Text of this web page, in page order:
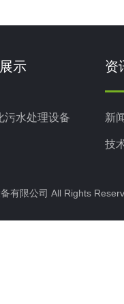
示
污水处理设备
资
新
技
有限公司 All Rights